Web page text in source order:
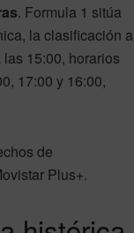
. Formula 1 sitúa
la clasificación a
15:00, horarios
17:00 y 16:00,
de
Plus+.